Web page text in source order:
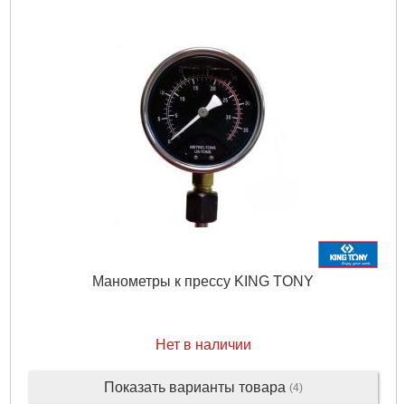
Манометры к прессу KING TONY
Нет в наличии
Показать варианты товара (4)